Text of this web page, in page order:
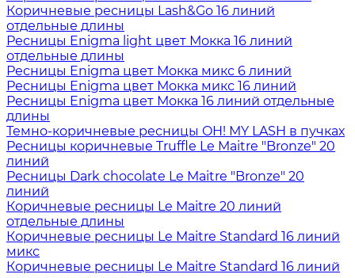
Коричневые ресницы Lash&Go 16 линий
отдельные длины
Ресницы Enigma light цвет Мокка 16 линий
отдельные длины
Ресницы Enigma цвет Мокка микс 6 линий
Ресницы Enigma цвет Мокка микс 16 линий
Ресницы Enigma цвет Мокка 16 линий отдельные
длины
Темно-коричневые ресницы OH! MY LASH в пучках
Ресницы коричневые Truffle Le Maitre "Bronze" 20
линий
Ресницы Dark chocolate Le Maitre "Bronze" 20
линий
Коричневые ресницы Le Maitre 20 линий
отдельные длины
Коричневые ресницы Le Maitre Standard 16 линий
микс
Коричневые ресницы Le Maitre Standard 16 линий